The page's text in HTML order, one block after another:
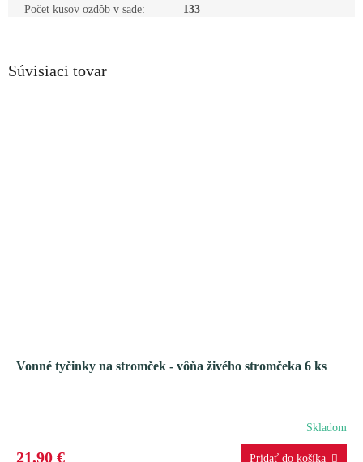
Súvisiaci tovar
Vonné tyčinky na stromček - vôňa živého stromčeka 6 ks
Skladom
21,90 €
Počet kusov ozdôb v sade: 133